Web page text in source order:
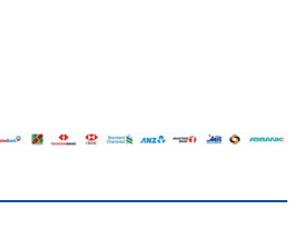
Chạy
Nhất